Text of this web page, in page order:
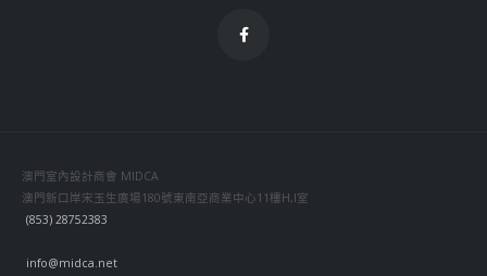
澳門室內設計商會 MIDCA
澳門新口岸宋玉生廣場180號東南亞商業中心11樓H,I室
(853) 28752383
info@midca.net